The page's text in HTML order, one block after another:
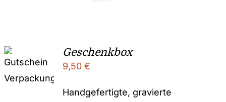
Geschenkbox
9,50€
Handgefertigte, gravierte